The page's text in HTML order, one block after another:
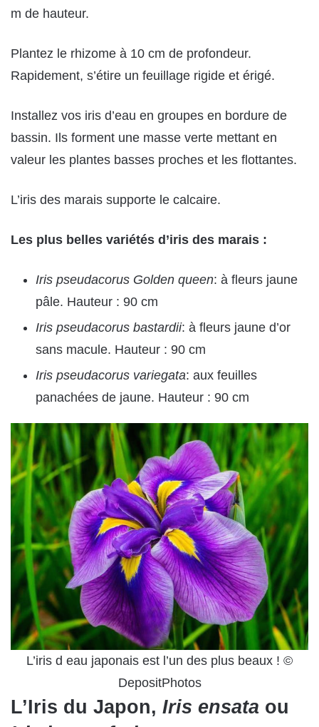
m de hauteur.
Plantez le rhizome à 10 cm de profondeur.
Rapidement, s’étire un feuillage rigide et érigé.
Installez vos iris d’eau en groupes en bordure de
bassin. Ils forment une masse verte mettant en
valeur les plantes basses proches et les flottantes.
L’iris des marais supporte le calcaire.
Les plus belles variétés d’iris des marais :
Iris pseudacorus Golden queen: à fleurs jaune
pâle. Hauteur : 90 cm
Iris pseudacorus bastardii: à fleurs jaune d’or
sans macule. Hauteur : 90 cm
Iris pseudacorus variegata: aux feuilles
panachées de jaune. Hauteur : 90 cm
L’iris d eau japonais est l’un des plus beaux ! ©
DepositPhotos
L’Iris du Japon, Iris ensata ou